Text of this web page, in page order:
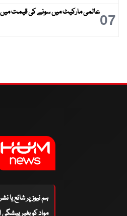
07عالمی مارکیٹ میں سونے کی قیمت میں
ہم نیوز پر شائع یا
مواد کو بغیر